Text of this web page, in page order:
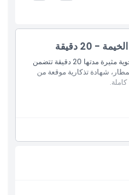
هذه الرحلة طريقة فريدة لرؤية
20 دقيقة
انطلق من رأس الخيمة لرحلة مناورات جوية مثيرة مدتها 20 دقيقة تتضمن
شهادة تذكارية موقعة من